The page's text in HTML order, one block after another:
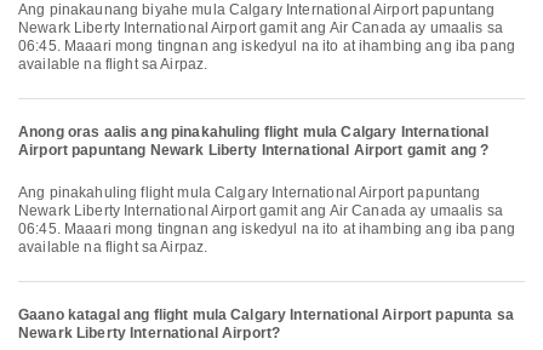
Ang pinakaunang biyahe mula Calgary International Airport papuntang
Newark Liberty International Airport gamit ang Air Canada ay umaalis sa
06:45. Maaari mong tingnan ang iskedyul na ito at ihambing ang iba pang
available na flight sa Airpaz.
Anong oras aalis ang pinakahuling flight mula Calgary International
Airport papuntang Newark Liberty International Airport gamit ang ?
Ang pinakahuling flight mula Calgary International Airport papuntang
Newark Liberty International Airport gamit ang Air Canada ay umaalis sa
06:45. Maaari mong tingnan ang iskedyul na ito at ihambing ang iba pang
available na flight sa Airpaz.
Gaano katagal ang flight mula Calgary International Airport papunta sa
Newark Liberty International Airport?